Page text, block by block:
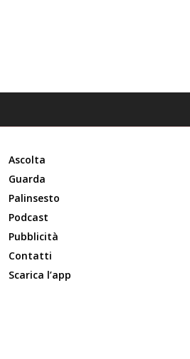
Ascolta
Guarda
Palinsesto
Podcast
Pubblicità
Contatti
Scarica l’app